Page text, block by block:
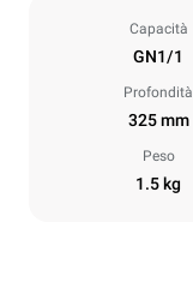
Capacità
GN1/1
Profondità
325 mm
Peso
1.5 kg